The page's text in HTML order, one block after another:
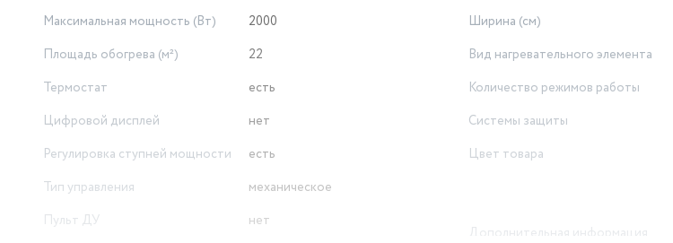
Максимальная мощность (Вт)
2000
Площадь обогрева (м²)
22
Термостат
есть
Цифровой дисплей
нет
Регулировка ступней мощности
есть
Тип управления
механическое
Пульт ДУ
нет
Ширина (см)
Вид нагревательного элемента
Количество режимов работы
Системы защиты
Цвет товара
Дополнительная информация